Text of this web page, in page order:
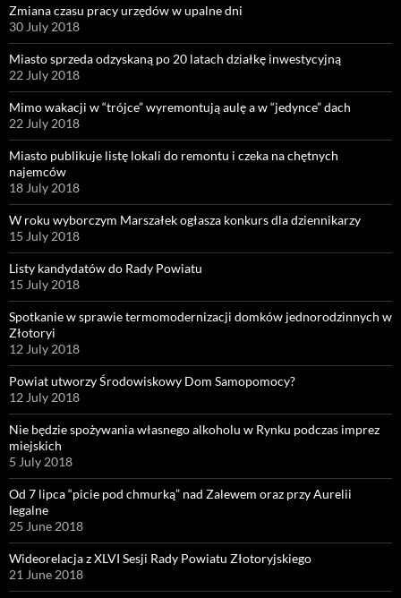
Zmiana czasu pracy urzędów w upalne dni
30 July 2018
Miasto sprzeda odzyskaną po 20 latach działkę inwestycyjną
22 July 2018
Mimo wakacji w “trójce” wyremontują aulę a w “jedynce” dach
22 July 2018
Miasto publikuje listę lokali do remontu i czeka na chętnych
najemców
18 July 2018
W roku wyborczym Marszałek ogłasza konkurs dla dziennikarzy
15 July 2018
Listy kandydatów do Rady Powiatu
15 July 2018
Spotkanie w sprawie termomodernizacji domków jednorodzinnych w
Złotoryi
12 July 2018
Powiat utworzy Środowiskowy Dom Samopomocy?
12 July 2018
Nie będzie spożywania własnego alkoholu w Rynku podczas imprez
miejskich
5 July 2018
Od 7 lipca “picie pod chmurką” nad Zalewem oraz przy Aurelii
legalne
25 June 2018
Wideorelacja z XLVI Sesji Rady Powiatu Złotoryjskiego
21 June 2018